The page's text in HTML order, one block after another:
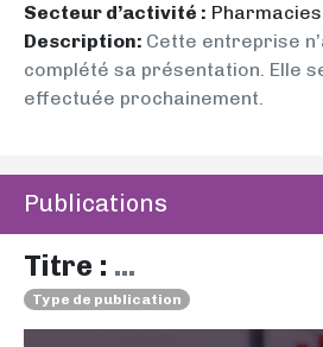
Secteur d’activité : Pharmacies
Description: Cette entreprise
complété sa présentation. Elle
effectuée prochainement.
Publications
Titre : ...
Type de publication